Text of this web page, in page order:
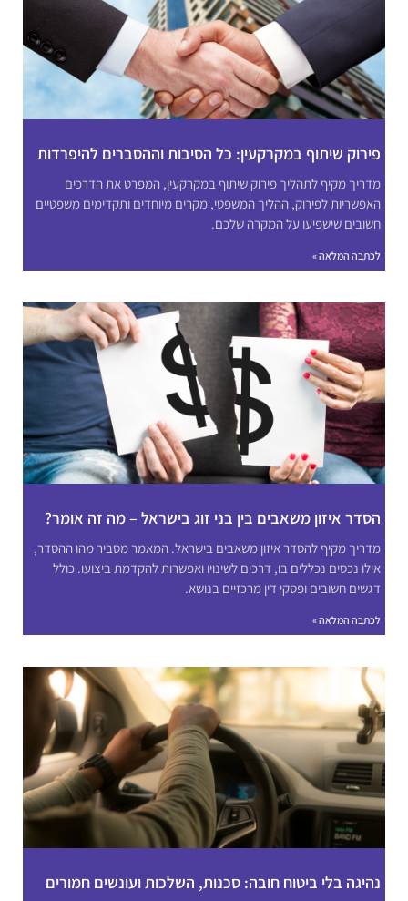
פירוק שיתוף במקרקעין: כל הסיבות וההסברים להיפרדות
מדריך מקיף לתהליך פירוק שיתוף במקרקעין, המפרט את הדרכים
האפשריות לפירוק, ההליך המשפטי, מקרים מיוחדים ותקדימים משפטיים
חשובים שישפיעו על המקרה שלכם.
לכתבה המלאה »
הסדר איזון משאבים בין בני זוג בישראל – מה זה אומר?
מדריך מקיף להסדר איזון משאבים בישראל. המאמר מסביר מהו ההסדר,
אילו נכסים נכללים בו, דרכים לשינויו ואפשרות להקדמת ביצועו. כולל
דגשים חשובים ופסקי דין מרכזיים בנושא.
לכתבה המלאה »
נהיגה בלי ביטוח חובה: סכנות, השלכות ועונשים חמורים